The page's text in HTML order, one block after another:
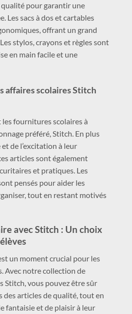
pour garantir une
Les sacs à dos et cartables
offrant un grand
stylos, crayons et règles sont
en main facile et une
affaires scolaires Stitch
fournitures scolaires à
préféré, Stitch. En plus
de l’excitation à leur
articles sont également
et pratiques. Les
pensés pour aider les
tout en restant motivés
avec Stitch : Un choix
un moment crucial pour les
Avec notre collection de
Stitch, vous pouvez être sûr
des articles de qualité, tout en
fantaisie et de plaisir à leur